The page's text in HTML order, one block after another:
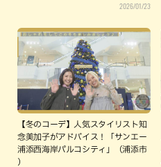
2026/01/23
【冬のコーデ】人気スタイリスト知
念美加子がアドバイス！「サンエー
浦添西海岸パルコシティ」（浦添市
）